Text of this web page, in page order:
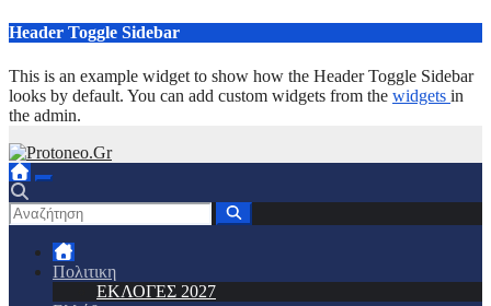
Μετάβαση
περιεχόμενο
Header Toggle Sidebar
This is an example widget to show how the Header Toggle Sidebar
looks by default. You can add custom widgets from the widgets in
the admin.
Πολιτικη
ΕΚΛΟΓΕΣ 2027